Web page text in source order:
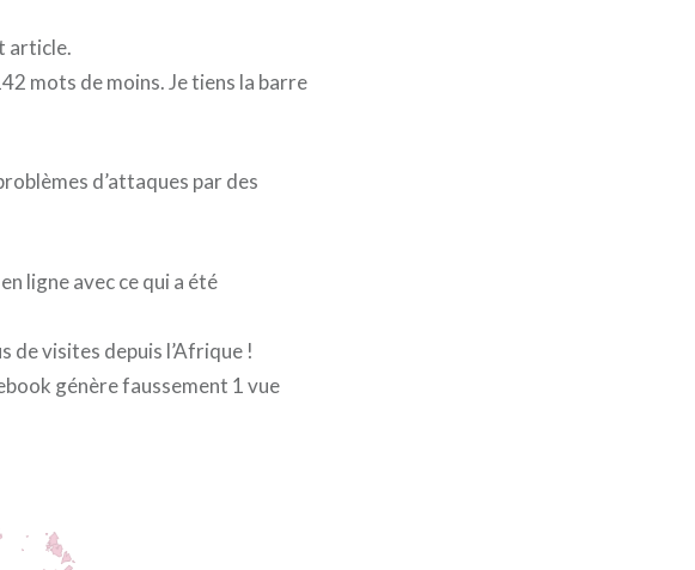
article.
mots de moins. Je tiens la barre
d’attaques par des
ligne avec ce qui a été
de visites depuis l’Afrique !
génère faussement 1 vue